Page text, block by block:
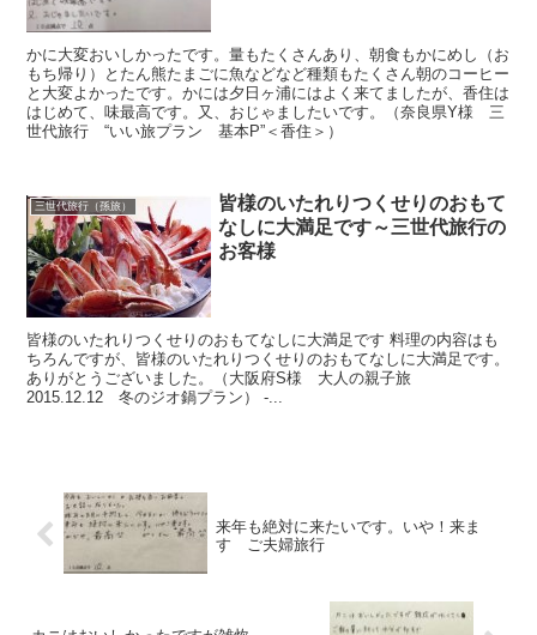
かに大変おいしかったです。量もたくさんあり、朝食もかにめし（お
もち帰り）とたん熊たまごに魚などなど種類もたくさん朝のコーヒー
と大変よかったです。かには夕日ヶ浦にはよく来てましたが、香住は
はじめて、味最高です。又、おじゃましたいです。（奈良県Y様 三
世代旅行 “いい旅プラン 基本P”＜香住＞）
三世代旅行（孫旅）
皆様のいたれりつくせりのおもて
なしに大満足です～三世代旅行の
お客様
皆様のいたれりつくせりのおもてなしに大満足です 料理の内容はも
ちろんですが、皆様のいたれりつくせりのおもてなしに大満足です。
ありがとうございました。（大阪府S様 大人の親子旅
2015.12.12 冬のジオ鍋プラン） -...
来年も絶対に来たいです。いや！来ま
す ご夫婦旅行